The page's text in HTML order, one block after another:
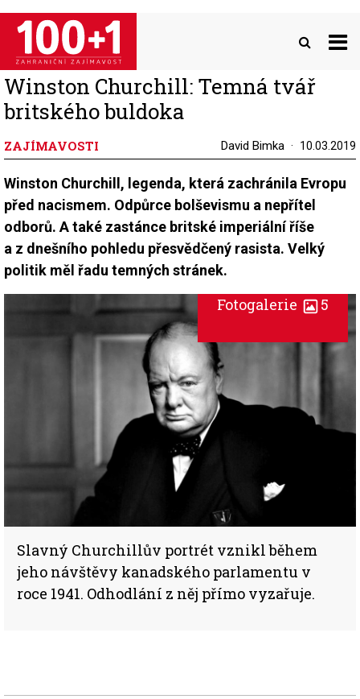
Přejít
hlavnímu
obsahu
Winston Churchill: Temná tvář
britského buldoka
ZAJÍMAVOSTI David Bimka 10.03.2019
Winston Churchill, legenda, která zachránila Evropu
před nacismem. Odpůrce bolševismu a nepřítel
odborů. A také zastánce britské imperiální říše
a z dnešního pohledu přesvědčený rasista. Velký
politik měl řadu temných stránek.
Slavný Churchillův portrét vznikl během
jeho návštěvy kanadského parlamentu v
roce 1941. Odhodlání z něj přímo vyzařuje.
Fotogalerie 5